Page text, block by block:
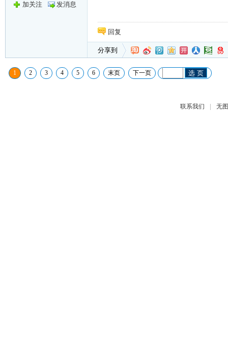
加关注 发消息
回复
分享到
1 2 3 4 5 6 末页 下一页 选 页
联系我们 | 无